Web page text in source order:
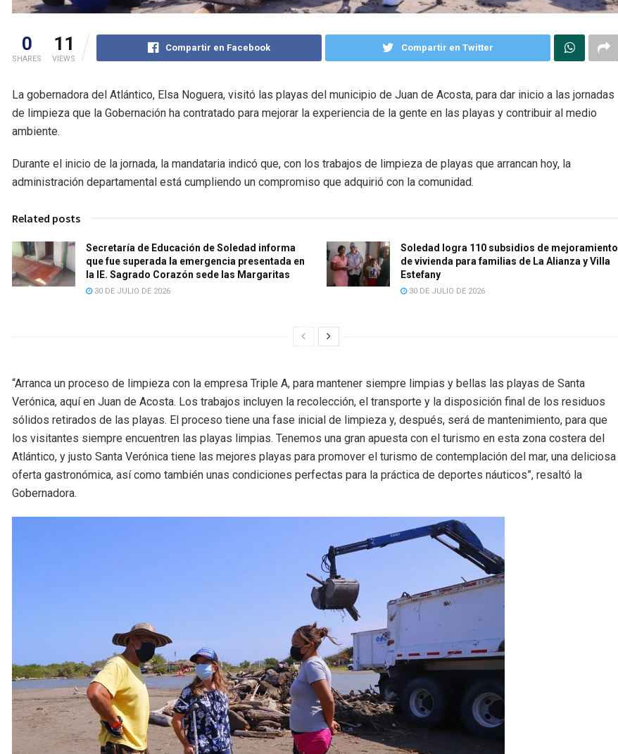
0
SHARES
11
VIEWS
Compartir en Facebook Compartir en Twitter
La gobernadora del Atlántico, Elsa Noguera, visitó las playas del municipio de Juan de Acosta, para dar inicio a las jornadas
de limpieza que la Gobernación ha contratado para mejorar la experiencia de la gente en las playas y contribuir al medio
ambiente.
Durante el inicio de la jornada, la mandataria indicó que, con los trabajos de limpieza de playas que arrancan hoy, la
administración departamental está cumpliendo un compromiso que adquirió con la comunidad.
Related posts
Secretaría de Educación de Soledad informa
que fue superada la emergencia presentada en
la IE. Sagrado Corazón sede las Margaritas
30 DE JULIO DE 2026
Soledad logra 110 subsidios de mejoramiento
de vivienda para familias de La Alianza y Villa
Estefany
30 DE JULIO DE 2026
“Arranca un proceso de limpieza con la empresa Triple A, para mantener siempre limpias y bellas las playas de Santa
Verónica, aquí en Juan de Acosta. Los trabajos incluyen la recolección, el transporte y la disposición final de los residuos
sólidos retirados de las playas. El proceso tiene una fase inicial de limpieza y, después, será de mantenimiento, para que
los visitantes siempre encuentren las playas limpias. Tenemos una gran apuesta con el turismo en esta zona costera del
Atlántico, y justo Santa Verónica tiene las mejores playas para promover el turismo de contemplación del mar, una deliciosa
oferta gastronómica, así como también unas condiciones perfectas para la práctica de deportes náuticos”, resaltó la
Gobernadora.